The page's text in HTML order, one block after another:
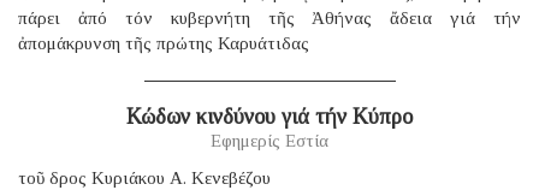
πάρει ἀπό τόν κυβερνήτη τῆς Ἀθήνας ἄδεια γιά τήν
ἀπομάκρυνση τῆς πρώτης Καρυάτιδας
Κώδων κινδύνου γιά τήν Κύπρο
Εφημερίς Εστία
τοῦ δρος Κυριάκου Α. Κενεβέζου